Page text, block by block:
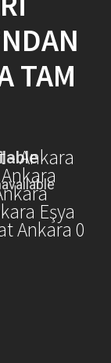
TAM
- Ankara
Eşya
Ankara 0